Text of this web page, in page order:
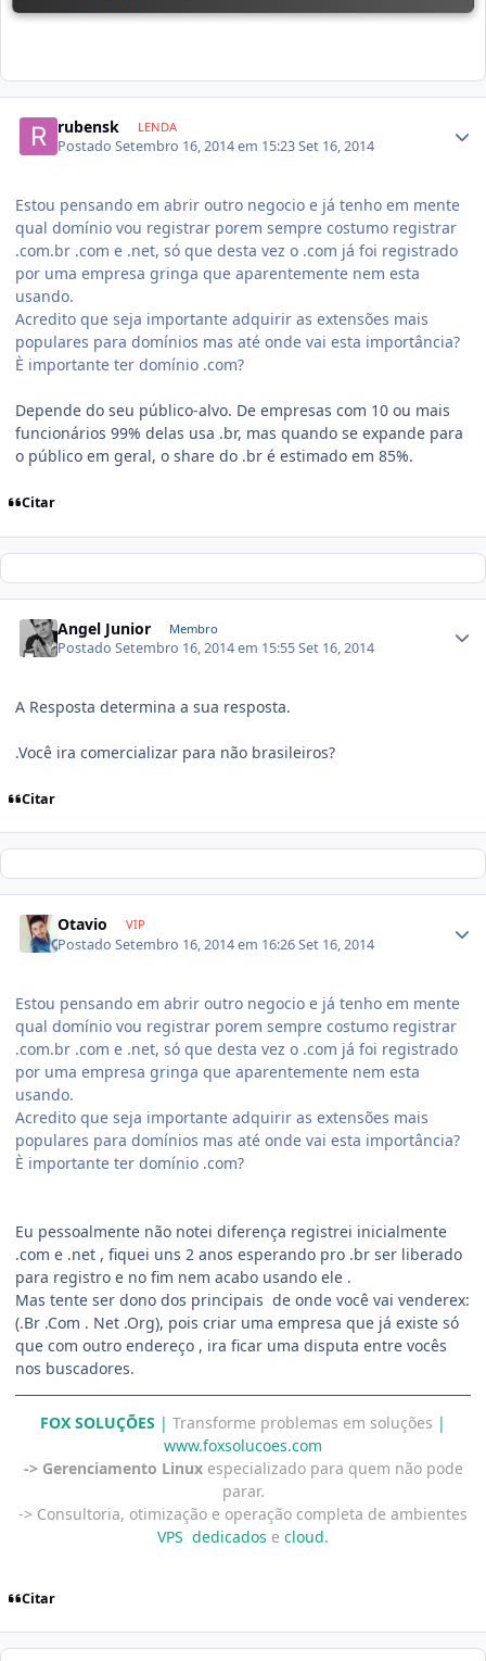
rubensk LENDA
PostadoSetembro 16, 2014 em 15:23Set 16, 2014
Estou pensando em abrir outro negocio e já tenho em mente
qual domínio vou registrar porem sempre costumo registrar
.com.br .com e .net, só que desta vez o .com já foi registrado
por uma empresa gringa que aparentemente nem esta
usando.
Acredito que seja importante adquirir as extensões mais
populares para domínios mas até onde vai esta importância?
È importante ter domínio .com?
Depende do seu público-alvo. De empresas com 10 ou mais
funcionários 99% delas usa .br, mas quando se expande para
o público em geral, o share do .br é estimado em 85%.
Citar
Angel Junior Membro
PostadoSetembro 16, 2014 em 15:55Set 16, 2014
A Resposta determina a sua resposta.
.Você ira comercializar para não brasileiros?
Citar
Otavio VIP
PostadoSetembro 16, 2014 em 16:26Set 16, 2014
Estou pensando em abrir outro negocio e já tenho em mente
qual domínio vou registrar porem sempre costumo registrar
.com.br .com e .net, só que desta vez o .com já foi registrado
por uma empresa gringa que aparentemente nem esta
usando.
Acredito que seja importante adquirir as extensões mais
populares para domínios mas até onde vai esta importância?
È importante ter domínio .com?
Eu pessoalmente não notei diferença registrei inicialmente
.com e .net , fiquei uns 2 anos esperando pro .br ser liberado
para registro e no fim nem acabo usando ele .
Mas tente ser dono dos principais de onde você vai venderex:
(.Br .Com . Net .Org), pois criar uma empresa que já existe só
que com outro endereço , ira ficar uma disputa entre vocês
nos buscadores.
FOX SOLUÇÕES | Transforme problemas em soluções |
www.foxsolucoes.com
-> Gerenciamento Linuxespecializado para quem não pode
parar.
-> Consultoria, otimização e operação completa de ambientes
VPS dedicados e cloud.
Citar